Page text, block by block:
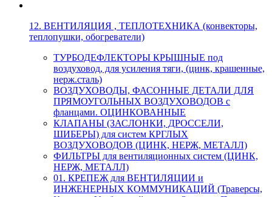
12. ВЕНТИЛЯЦИЯ , ТЕПЛОТЕХНИКА (конвекторы,
теплопушки, обогреватели)
ТУРБОДЕФЛЕКТОРЫ КРЫШНЫЕ под
воздуховод, для усиления тяги, (цинк, крашенные,
нерж.сталь)
ВОЗДУХОВОДЫ, ФАСОННЫЕ ДЕТАЛИ ДЛЯ
ПРЯМОУГОЛЬНЫХ ВОЗДУХОВОДОВ с
фланцами. ОЦИНКОВАННЫЕ
КЛАПАНЫ (ЗАСЛОНКИ, ДРОССЕЛИ,
ШИБЕРЫ) для систем КРГЛЫХ
ВОЗДУХОВОДОВ (ЦИНК, НЕРЖ, МЕТАЛЛ)
ФИЛЬТРЫ для вентиляционных систем (ЦИНК,
НЕРЖ, МЕТАЛЛ)
01. КРЕПЕЖ для ВЕНТИЛЯЦИИ и
ИНЖЕНЕРНЫХ КОММУНИКАЦИЙ (Траверсы,